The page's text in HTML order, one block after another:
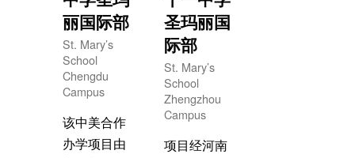
美高中课
程，由双方
派遣优秀教
师执教，开
设荣誉课程
和AP课程，
让学生在扎
术竞争力与
国际视野的
教育方案
丽国际部
St. Mary’s
School
Chengdu
Campus
该中美合作
办学项目由
圣玛丽国
际部
St. Mary’s
School
Zhengzhou
Campus
项目经河南